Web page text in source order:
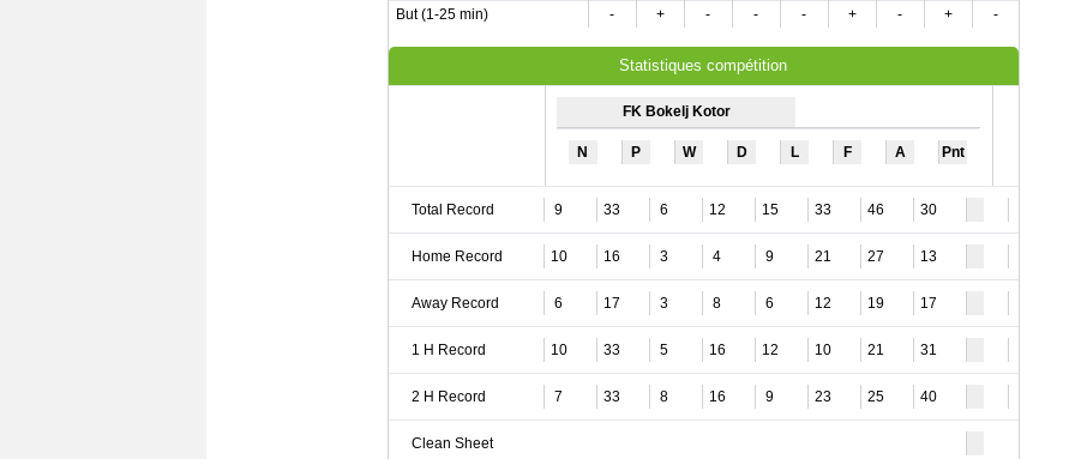
But (1-25 min)
- + - - - + - + -
Statistiques compétition
FK Bokelj Kotor
N P W D L F A Pnt
Total Record 9 33 6 12 15 33 46 30
Home Record 10 16 3 4 9 21 27 13
Away Record 6 17 3 8 6 12 19 17
1 H Record 10 33 5 16 12 10 21 31
2 H Record 7 33 8 16 9 23 25 40
Clean Sheet